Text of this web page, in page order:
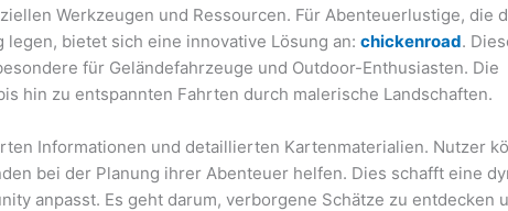
Werkzeugen und Ressourcen. Für Abenteuerlustige, die
bietet sich eine innovative Lösung an: chickenroad.
für Geländefahrzeuge und Outdoor-Enthusiasten. Die
hin zu entspannten Fahrten durch malerische Landschaften.
Informationen und detaillierten Kartenmaterialien. Nutzer
bei der Planung ihrer Abenteuer helfen. Dies schafft eine
anpasst. Es geht darum, verborgene Schätze zu entdecken